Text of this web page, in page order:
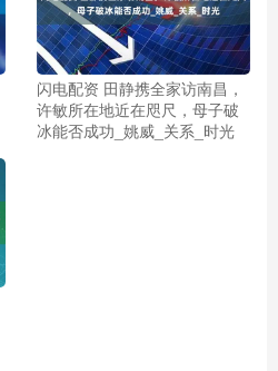
闪电配资 田静携全家访南昌，
许敏所在地近在咫尺，母子破
冰能否成功_姚威_关系_时光